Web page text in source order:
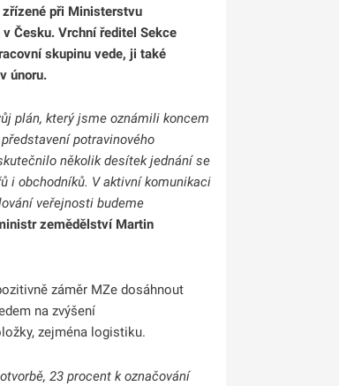
při Ministerstvu
Česku. Vrchní ředitel Sekce
skupinu vede, ji také
únoru.
plán, který jsme oznámili koncem
potravinového
několik desítek jednání se
i obchodníků. V aktivní komunikaci
veřejnosti budeme
zemědělství Martin
záměr MZe dosáhnout
na zvýšení
zejména logistiku.
23 procent k označování